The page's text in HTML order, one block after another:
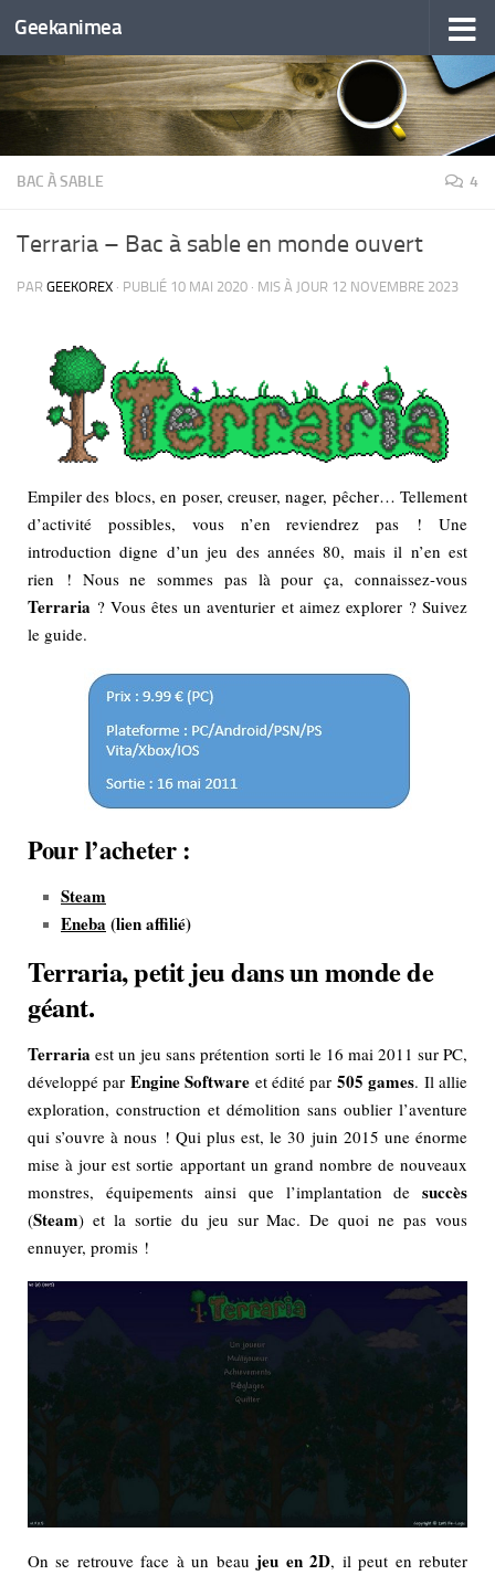
Skip to content
Geekanimea
BAC À SABLE 4
Terraria – Bac à sable en monde ouvert
PAR GEEKOREX · PUBLIÉ 10 MAI 2020 · MIS À JOUR 12 NOVEMBRE 2023
Empiler des blocs, en poser, creuser, nager, pêcher… Tellement
d’activité possibles, vous n’en reviendrez pas ! Une
introduction digne d’un jeu des années 80, mais il n’en est
rien ! Nous ne sommes pas là pour ça, connaissez-vous
Terraria ? Vous êtes un aventurier et aimez explorer ? Suivez
le guide.
Pour l’acheter :
Steam
Eneba (lien affilié)
Terraria, petit jeu dans un monde de
géant.
Terraria est un jeu sans prétention sorti le 16 mai 2011 sur PC,
développé par Engine Software et édité par 505 games. Il allie
exploration, construction et démolition sans oublier l’aventure
qui s’ouvre à nous ! Qui plus est, le 30 juin 2015 une énorme
mise à jour est sortie apportant un grand nombre de nouveaux
monstres, équipements ainsi que l’implantation de succès
(Steam) et la sortie du jeu sur Mac. De quoi ne pas vous
ennuyer, promis !
On se retrouve face à un beau jeu en 2D, il peut en rebuter